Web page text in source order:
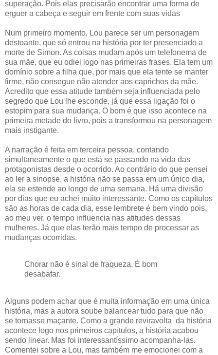
superação. Pois elas precisarão encontrar uma forma de
erguer a cabeça e seguir em frente com suas vidas
Num primeiro momento, Lou parece ser um personagem
destoante, que só entrou na história por ter presenciado a
morte de Simon. As coisas mudam após um telefonema de
sua mãe, que eu odiei logo nas primeiras frases. Ela tem um
domínio sobre a filha que, por mais que ela tente se manter
firme, não consegue não atender aos caprichos da mãe.
Acredito que essa atitude também seja influenciada pelo
segredo que Lou lhe esconde, já que essa ligação foi o
estopim para sua mudança. O bom é que isso acontece na
primeira metade do livro, pois a transformou na personagem
mais instigante.
A narração é feita em terceira pessoa, contando
simultaneamente o que está se passando na vida das
protagonistas desde o ocorrido. Ao contrário do que pensei
ao ler a sinopse, a história não se passa em um único dia,
ela se estende ao longo de uma semana. Há uma divisão
por dias que eu achei muito interessante. Como os capítulos
são as horas de cada dia, esse lembrete é bem vindo pois,
ao meu ver, o tempo influencia nas atitudes dessas
mulheres. Já que elas terão mais tempo de processar as
mudanças ocorridas.
Chorar não é sinal de fraqueza. É bom
desabafar.
Alguns podem achar que é muita informação em uma única
história, mas a autora soube balancear tudo para que não
se tornasse maçante. Como a grande reviravolta da história
acontece logo nos primeiros capítulos, a história acabou
sendo linear. Mas foi interessantíssimo acompanha-las.
Comentei sobre a Lou, mas também me emocionei com a